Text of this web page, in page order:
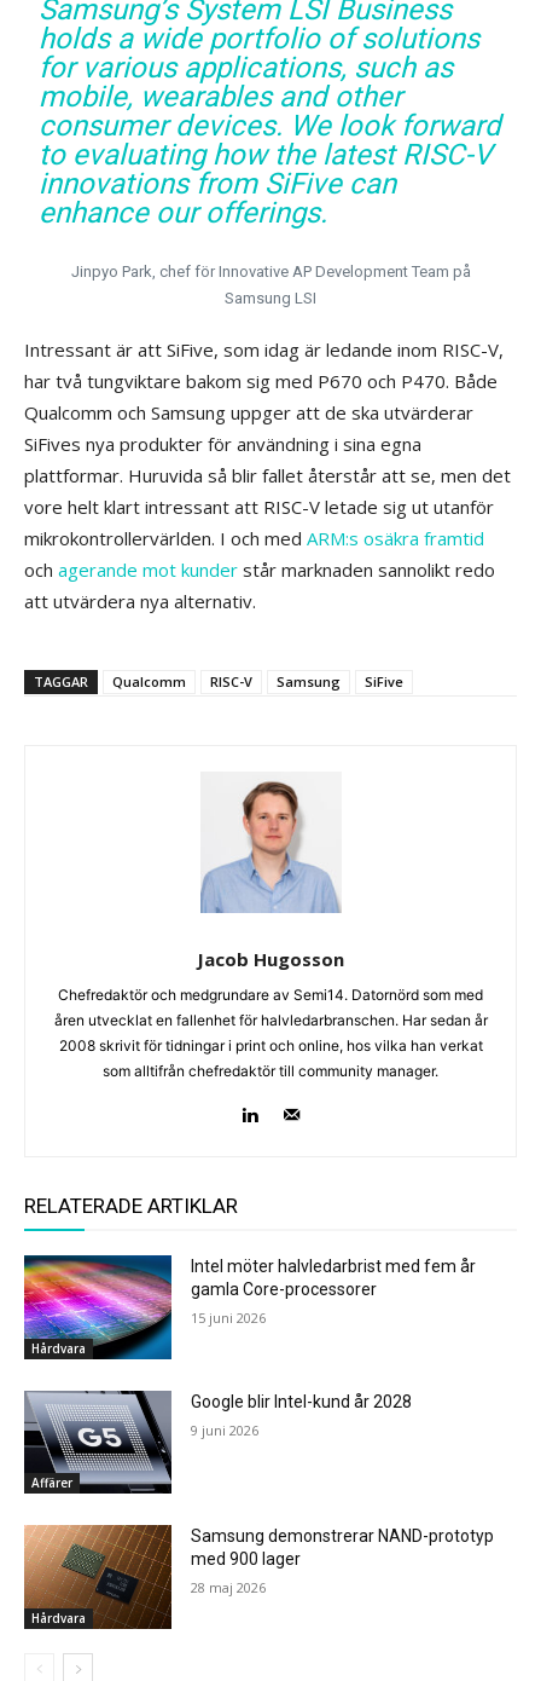
Samsung’s System LSI Business
holds a wide portfolio of solutions
for various applications, such as
mobile, wearables and other
consumer devices. We look forward
to evaluating how the latest RISC-V
innovations from SiFive can
enhance our offerings.
Jinpyo Park, chef för Innovative AP Development Team på
Samsung LSI
Intressant är att SiFive, som idag är ledande inom RISC-V,
har två tungviktare bakom sig med P670 och P470. Både
Qualcomm och Samsung uppger att de ska utvärderar
SiFives nya produkter för användning i sina egna
plattformar. Huruvida så blir fallet återstår att se, men det
vore helt klart intressant att RISC-V letade sig ut utanför
mikrokontrollervärlden. I och med ARM:s osäkra framtid
och agerande mot kunder står marknaden sannolikt redo
att utvärdera nya alternativ.
TAGGAR Qualcomm RISC-V Samsung SiFive
Jacob Hugosson
Chefredaktör och medgrundare av Semi14. Datornörd som med
åren utvecklat en fallenhet för halvledarbranschen. Har sedan år
2008 skrivit för tidningar i print och online, hos vilka han verkat
som alltifrån chefredaktör till community manager.
RELATERADE ARTIKLAR
Hårdvara
Intel möter halvledarbrist med fem år
gamla Core-processorer
15 juni 2026
Affärer
Google blir Intel-kund år 2028
9 juni 2026
Hårdvara
Samsung demonstrerar NAND-prototyp
med 900 lager
28 maj 2026